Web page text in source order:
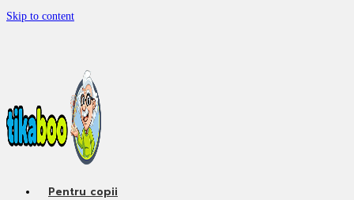
Skip to content
Pentru copii